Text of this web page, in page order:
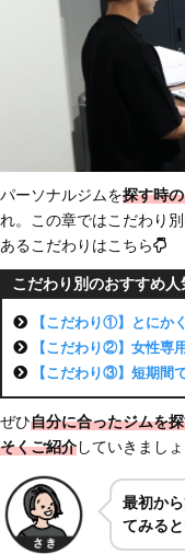
パーソナルジムを探す時
れ。この章ではこだわり
あるこだわりはこちら
こだわり別のおすすめ人
【こだわり①】とにか
【こだわり②】女性専
【こだわり③】短期間
ぜひ自分に合ったジムを
そくご紹介していきましょ
最初か
てみる